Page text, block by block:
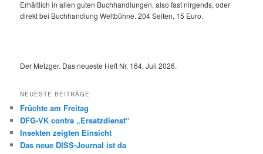
Erhältlich in allen guten Buchhandlungen, also fast nirgends, oder
direkt bei Buchhandlung Weltbühne. 204 Seiten, 15 Euro.
Der Metzger. Das neueste Heft Nr. 164, Juli 2026.
NEUESTE BEITRÄGE
Früchte am Freitag
DFG-VK contra „Ersatzdienst“
Insekten zeigten Einsicht
Das neue DISS-Journal ist da